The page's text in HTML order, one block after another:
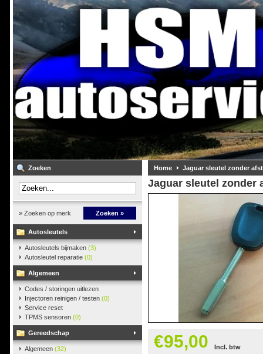
Zoeken
» Zoeken op merk Zoeken »
Autosleutels
Autosleutels bijmaken (3)
Autosleutel reparatie (0)
Algemeen
Codes / storingen uitlezen
Injectoren reinigen / testen (0)
Service reset
TPMS sensoren (0)
Gereedschap
Algemeen (32)
Home Jaguar sleutel zonder
Jaguar sleutel zonder
€95,00 Incl. btw